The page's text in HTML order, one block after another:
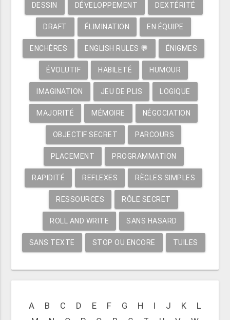
DESSIN DÉVELOPPEMENT DEXTÉRITÉ
DRAFT ÉLIMINATION EN ÉQUIPE
ENCHÈRES ENGLISH RULES 💬 ÉNIGMES
ÉVOLUTIF HABILETÉ HUMOUR
IMAGINATION JEU DE PLIS LOGIQUE
MAJORITÉ MÉMOIRE NÉGOCIATION
OBJECTIF SECRET PARCOURS
PLACEMENT PROGRAMMATION
RAPIDITÉ REFLEXES RÈGLES SIMPLES
RESSOURCES RÔLE SECRET
ROLL AND WRITE SANS HASARD
SANS TEXTE STOP OU ENCORE TUILES
A B C D E F G H I J K
L